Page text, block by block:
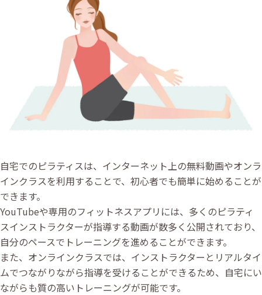
自宅でのピラティスは、インターネット上の無料動画やオンラ
インクラスを利用することで、初心者でも簡単に始めることが
できます。
YouTubeや専用のフィットネスアプリには、多くのピラティ
スインストラクターが指導する動画が数多く公開されており、
自分のペースでトレーニングを進めることができます。
また、オンラインクラスでは、インストラクターとリアルタイ
ムでつながりながら指導を受けることができるため、自宅にい
ながらも質の高いトレーニングが可能です。